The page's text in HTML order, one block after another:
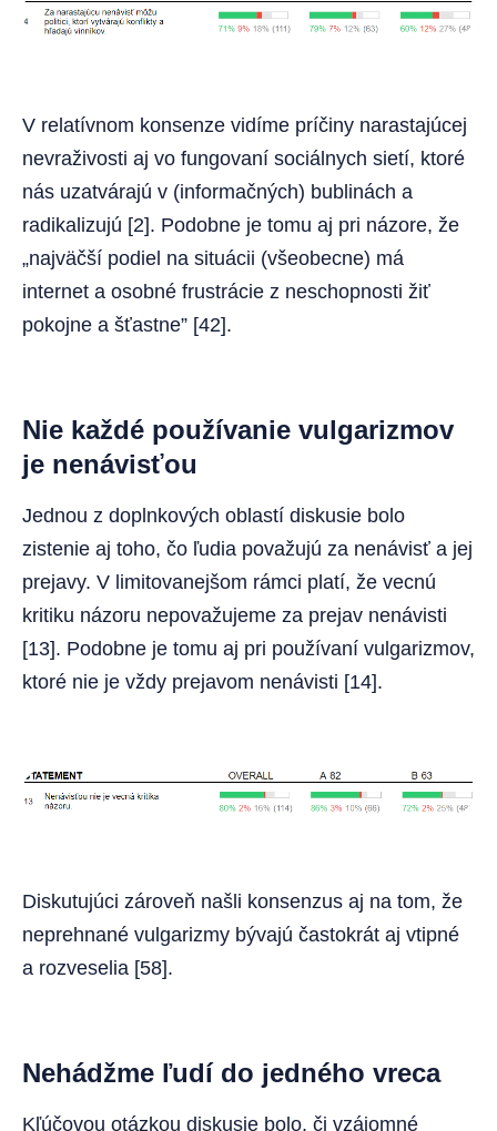
V relatívnom konsenze vidíme príčiny narastajúcej
nevraživosti aj vo fungovaní sociálnych sietí, ktoré
nás uzatvárajú v (informačných) bublinách a
radikalizujú [2]. Podobne je tomu aj pri názore, že
„najväčší podiel na situácii (všeobecne) má
internet a osobné frustrácie z neschopnosti žiť
pokojne a šťastne” [42].
Nie každé používanie vulgarizmov
je nenávisťou
Jednou z doplnkových oblastí diskusie bolo
zistenie aj toho, čo ľudia považujú za nenávisť a jej
prejavy. V limitovanejšom rámci platí, že vecnú
kritiku názoru nepovažujeme za prejav nenávisti
[13]. Podobne je tomu aj pri používaní vulgarizmov,
ktoré nie je vždy prejavom nenávisti [14].
Diskutujúci zároveň našli konsenzus aj na tom, že
neprehnané vulgarizmy bývajú častokrát aj vtipné
a rozveselia [58].
Nehádžme ľudí do jedného vreca
Kľúčovou otázkou diskusie bolo, či vzájomné